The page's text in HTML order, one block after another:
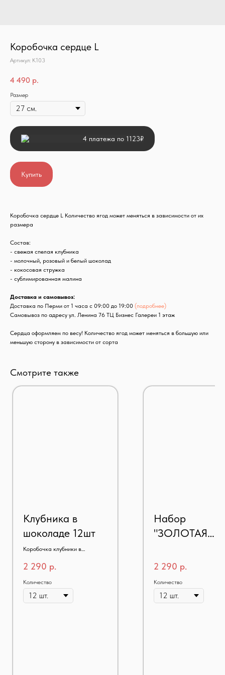
Коробочка сердце L
Артикул: К103
4 490 р.
Размер
Купить
4 платежа по 1123₽
Коробочка сердце L Количество ягод может меняться в зависимости от их
размера
Состав:
- свежая спелая клубника
- молочный, розовый и белый шоколад
- кокосовая стружка
- сублимированная малина
Доставка и самовывоз:
Доставка по Перми от 1 часа с 09:00 до 19:00 (подробнее)
Самовывоз по адресу ул. Ленина 76 ТЦ Бизнес Галереи 1 этаж
Сердца оформляем по весу! Количество ягод может меняться в большую или
меньшую сторону в зависимости от сорта
Смотрите также
Клубника в
шоколаде 12шт
Коробочка клубники в
2 290 р.
Количество
Набор
"ЗОЛОТАЯ
2 290 р.
Количество